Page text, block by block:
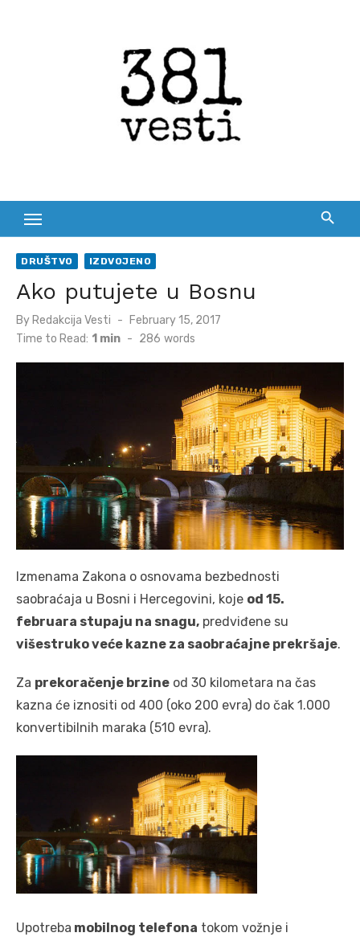
DRUŠTVO IZDVOJENO
Ako putujete u Bosnu
By Redakcija Vesti
Posted
on
February 15, 2017
Time to Read: 1 min - 286 words
Izmenama Zakona o osnovama bezbednosti
saobraćaja u Bosni i Hercegovini, koje od 15.
februara stupaju na snagu, predviđene su
višestruko veće kazne za saobraćajne prekršaje.
Za prekoračenje brzine od 30 kilometara na čas
kazna će iznositi od 400 (oko 200 evra) do čak 1.000
konvertibilnih maraka (510 evra).
Upotreba mobilnog telefona tokom vožnje i